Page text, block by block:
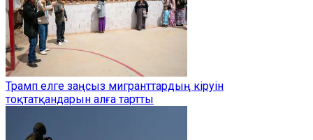
Трамп елге заңсыз мигранттардың кіруін
тоқтатқандарын алға тартты